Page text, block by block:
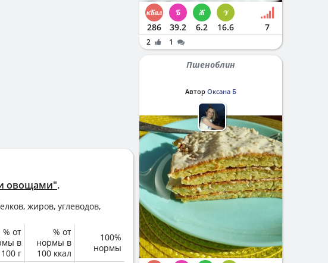
овощами".
жиров, углеводов,
% от
в
100 г
% от
нормы в
100 ккал
100%
нормы
286 39.2 6.2 16.6 7
2 1
Пшеноблин
Автор Оксана Б